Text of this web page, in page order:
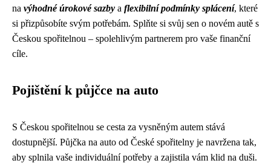
na výhodné úrokové sazby a flexibilní podmínky splácení, které
si přizpůsobíte svým potřebám. Splňte si svůj sen o novém autě s
Českou spořitelnou – spolehlivým partnerem pro vaše finanční
cíle.
Pojištění k půjčce na auto
S Českou spořitelnou se cesta za vysněným autem stává
dostupnější. Půjčka na auto od České spořitelny je navržena tak,
aby splnila vaše individuální potřeby a zajistila vám klid na duši.